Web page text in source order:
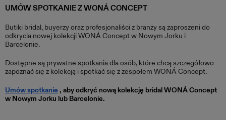
UMÓW SPOTKANIE Z WONÁ CONCEPT
Butiki bridal, buyerzy oraz profesjonaliści z branży są zaproszeni do
odkrycia nowej kolekcji WONÁ Concept w Nowym Jorku i
Barcelonie.
Dostępne są prywatne spotkania dla osób, które chcą szczegółowo
zapoznać się z kolekcją i spotkać się z zespołem WONÁ Concept.
Umów spotkanie , aby odkryć nową kolekcję bridal WONÁ Concept
w Nowym Jorku lub Barcelonie.